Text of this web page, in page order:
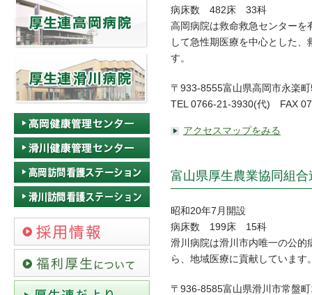
病床数 482床 33科
高岡病院は救命救急センターを
して急性期医療を中心とした
す。
〒933-8555富山県高岡市永楽
TEL 0766-21-3930(代) FAX
アクセスマップをみる
富山県厚生農業協同組
昭和20年7月開設
病床数 199床 15科
滑川病院は滑川市内唯一の公的
ら、地域医療に貢献しています
〒936-8585富山県滑川市常盤